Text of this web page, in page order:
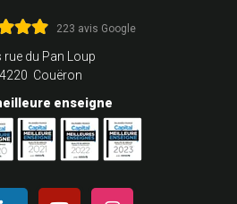
223 avis Google
rue du Pan Loup
Couëron
enseigne